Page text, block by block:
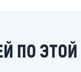
ПО